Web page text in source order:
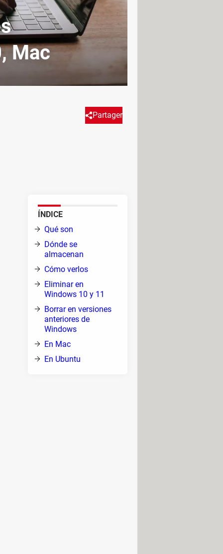
Mac
Partager
archivos que sólo ocupan
qué son y cómo se
ÍNDICE
Qué son
Dónde se
almacenan
Cómo verlos
Eliminar en
Windows 10 y 11
Borrar en versiones
anteriores de
Windows
En Mac
En Ubuntu
y
periódicamente pueden causar
en actualizaciones de Windows,
a la caché o el contenido de la